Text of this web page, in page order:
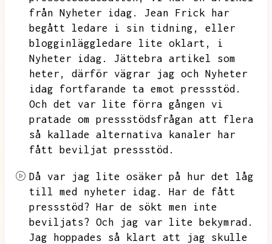
från Nyheter idag.
Jean Frick har
begått ledare i sin tidning,
eller
blogginläggledare lite oklart,
i
Nyheter idag.
Jättebra artikel som
heter,
därför vägrar jag och Nyheter
idag fortfarande ta emot pressstöd.
Och det var lite förra gången vi
pratade om pressstödsfrågan att flera
så kallade alternativa kanaler har
fått beviljat pressstöd.
Då var jag lite osäker på hur det låg
till med nyheter idag.
Har de fått
pressstöd? Har de sökt men inte
beviljats? Och jag var lite bekymrad.
Jag hoppades så klart att jag skulle